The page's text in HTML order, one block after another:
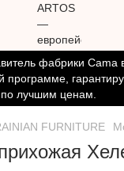
фабрики Cama
программе,
по лучшим ценам.
FURNITURE